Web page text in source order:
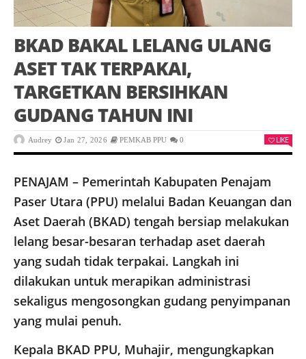
BKAD BAKAL LELANG ULANG
ASET TAK TERPAKAI,
TARGETKAN BERSIHKAN
GUDANG TAHUN INI
Audrey Jan 27, 2026 PEMKAB PPU 0 LIKE
PENAJAM – Pemerintah Kabupaten Penajam
Paser Utara (PPU) melalui Badan Keuangan dan
Aset Daerah (BKAD) tengah bersiap melakukan
lelang besar-besaran terhadap aset daerah
yang sudah tidak terpakai. Langkah ini
dilakukan untuk merapikan administrasi
sekaligus mengosongkan gudang penyimpanan
yang mulai penuh.
Kepala BKAD PPU, Muhajir, mengungkapkan